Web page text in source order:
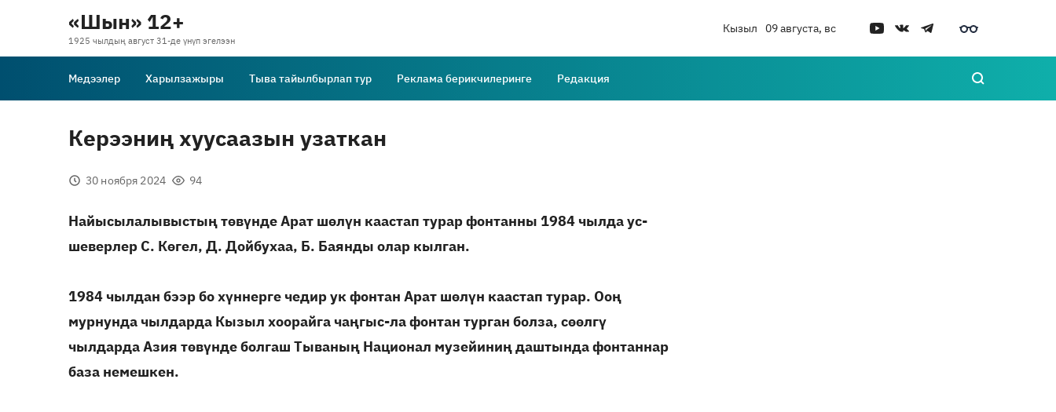
«Шын» 12+
1925 чылдың август 31-де үнүп эгелээн
Кызыл 09 августа, вс
Медээлер Харылзажыры Тыва тайылбырлап тур Реклама берикчилеринге Редакция
Керээниң хуусаазын узаткан
30 ноября 2024 94
Найысылалывыстың төвүнде Арат шөлүн каастап турар фонтанны 1984 чылда ус-
шеверлер С. Көгел, Д. Дойбухаа, Б. Баянды олар кылган.
1984 чылдан бээр бо хүннерге чедир ук фонтан Арат шөлүн каастап турар. Ооң
мурнунда чылдарда Кызыл хоорайга чаңгыс-ла фонтан турган болза, сөөлгү
чылдарда Азия төвүнде болгаш Тываның Национал музейиниң даштында фонтаннар
база немешкен.